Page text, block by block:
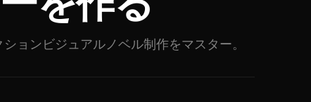
ョンビジュアルノベル制作をマスター。